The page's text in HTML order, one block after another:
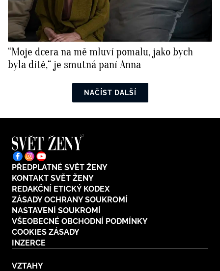
“Moje dcera na mě mluví pomalu, jako bych
byla dítě,“ je smutná paní Anna
NAČÍST DALŠÍ
PŘEDPLATNÉ SVĚT ŽENY
KONTAKT SVĚT ŽENY
REDAKČNÍ ETICKÝ KODEX
ZÁSADY OCHRANY SOUKROMÍ
NASTAVENÍ SOUKROMÍ
VŠEOBECNÉ OBCHODNÍ PODMÍNKY
COOKIES ZÁSADY
INZERCE
VZTAHY